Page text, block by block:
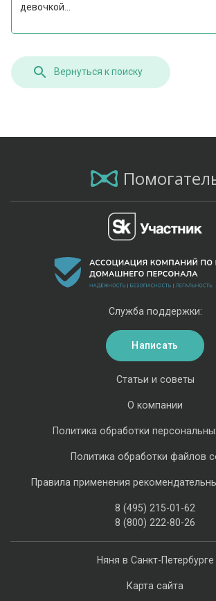
девочкой...
Вернуться к поиску
Няня в Санкт-Петербурге
Карта сайта
Статьи и советы
О компании
Политика обработки
Политика обработки файлов
Правила применения
8 (495) 215-01-62
8 (800) 222-80-26
Служба поддержки:
Написать